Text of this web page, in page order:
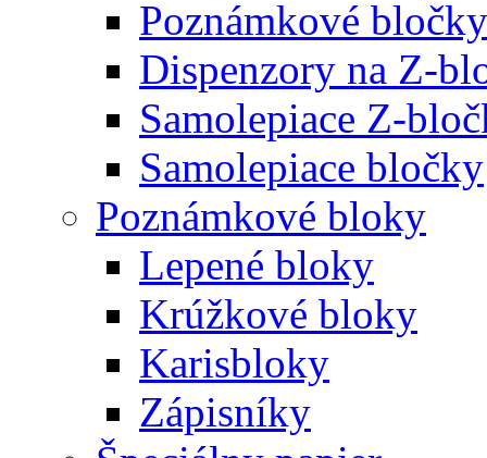
Poznámkové
Dispenzory na Z-
Samolepiace Z-
Samolepiace bločky
Poznámkové bloky
Lepené bloky
Krúžkové bloky
Karisbloky
Zápisníky